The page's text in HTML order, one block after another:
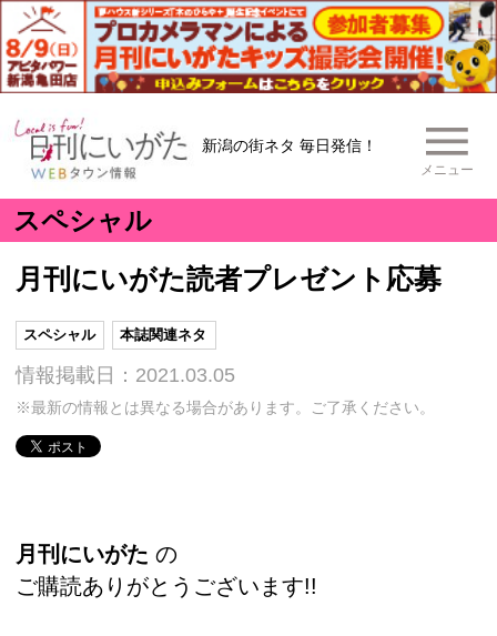
新潟の街ネタ 毎日発信！
メニュー
スペシャル
月刊にいがた読者プレゼント応募
スペシャル 本誌関連ネタ
情報掲載日：2021.03.05
※最新の情報とは異なる場合があります。ご了承ください。
月刊にいがた の
ご購読ありがとうございます!!